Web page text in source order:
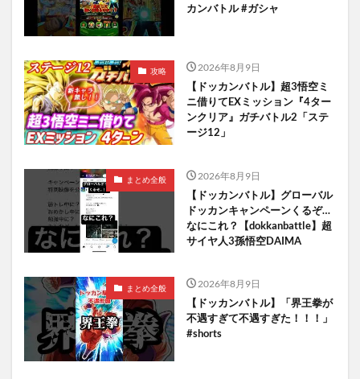
カンバトル #ガシャ
攻略 2026年8月9日
【ドッカンバトル】超3悟空ミ
ニ借りてEXミッション『4ター
ンクリア』ガチバトル2「ステ
ージ12」
まとめ全般 2026年8月9日
【ドッカンバトル】グローバル
ドッカンキャンペーンくるぞ…
なにこれ？【dokkanbattle】超
サイヤ人3孫悟空DAIMA
まとめ全般 2026年8月9日
【ドッカンバトル】「界王拳が
不遇すぎて不遇すぎた！！！」
#shorts